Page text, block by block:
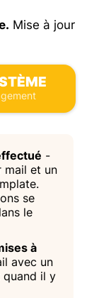
Mise à jour
-
mail et un
se
le
à
avec un
quand il y